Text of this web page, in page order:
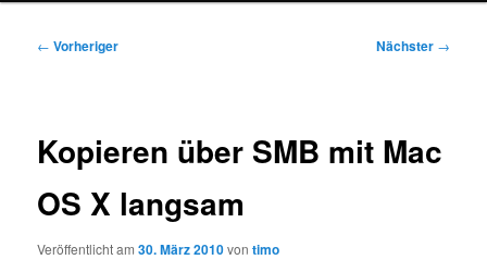
Beitragsnavigation
← Vorheriger Nächster →
Kopieren über SMB mit Mac
OS X langsam
Veröffentlicht am30. März 2010vontimo